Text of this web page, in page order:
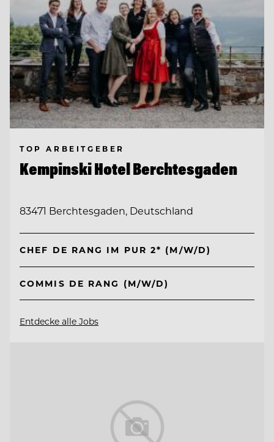
TOP ARBEITGEBER
Kempinski Hotel Berchtesgaden
83471 Berchtesgaden, Deutschland
CHEF DE RANG IM PUR 2* (M/W/D)
COMMIS DE RANG (M/W/D)
Entdecke alle Jobs